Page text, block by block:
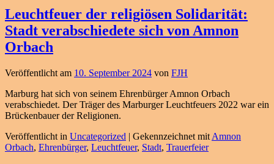
Leuchtfeuer der religiösen Solidarität:
Stadt verabschiedete sich von Amnon
Orbach
Veröffentlicht am 10. September 2024 von FJH
Marburg hat sich von seinem Ehrenbürger Amnon Orbach
verabschiedet. Der Träger des Marburger Leuchtfeuers 2022 war ein
Brückenbauer der Religionen.
Veröffentlicht in Uncategorized | Gekennzeichnet mit Amnon
Orbach, Ehrenbürger, Leuchtfeuer, Stadt, Trauerfeier